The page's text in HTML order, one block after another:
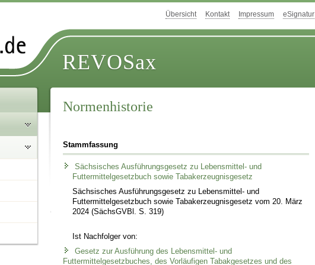
Übersicht Kontakt Impressum eSignatur
REVOSax
Normenhistorie
Stammfassung
Sächsisches Ausführungsgesetz zu Lebensmittel- und
Futtermittelgesetzbuch sowie Tabakerzeugnisgesetz
Sächsisches Ausführungsgesetz zu Lebensmittel- und
Futtermittelgesetzbuch sowie Tabakerzeugnisgesetz vom 20. März
2024 (SächsGVBl. S. 319)
Ist Nachfolger von:
Gesetz zur Ausführung des Lebensmittel- und
Futtermittelgesetzbuches, des Vorläufigen Tabakgesetzes und des